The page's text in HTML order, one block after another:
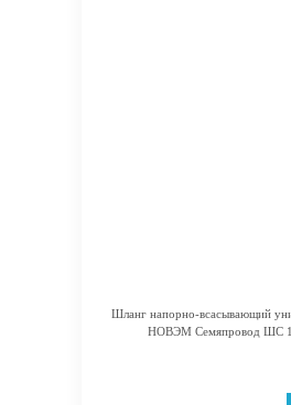
Шланг напорно-всасывающий
НОВЭМ Семяпровод ШС